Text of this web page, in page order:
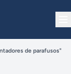
de parafusos"